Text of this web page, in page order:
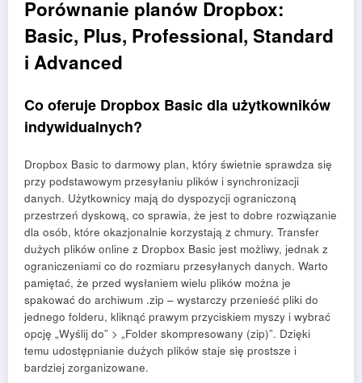
Porównanie planów Dropbox:
Basic, Plus, Professional, Standard
i Advanced
Co oferuje Dropbox Basic dla użytkowników
indywidualnych?
Dropbox Basic to darmowy plan, który świetnie sprawdza się
przy podstawowym przesyłaniu plików i synchronizacji
danych. Użytkownicy mają do dyspozycji ograniczoną
przestrzeń dyskową, co sprawia, że jest to dobre rozwiązanie
dla osób, które okazjonalnie korzystają z chmury. Transfer
dużych plików online z Dropbox Basic jest możliwy, jednak z
ograniczeniami co do rozmiaru przesyłanych danych. Warto
pamiętać, że przed wysłaniem wielu plików można je
spakować do archiwum .zip – wystarczy przenieść pliki do
jednego folderu, kliknąć prawym przyciskiem myszy i wybrać
opcję „Wyślij do” > „Folder skompresowany (zip)”. Dzięki
temu udostępnianie dużych plików staje się prostsze i
bardziej zorganizowane.